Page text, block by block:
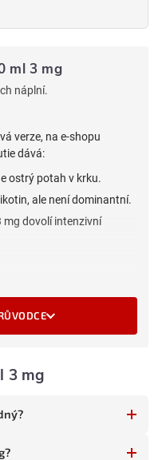
ml 3 mg
náplní.
verze, na e-shopu
dává:
ostrý potah v krku.
ale není dominantní.
mg dovolí intenzivní
3 mg